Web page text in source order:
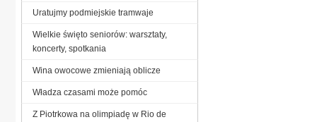
Uratujmy podmiejskie tramwaje
Wielkie święto seniorów: warsztaty,
koncerty, spotkania
Wina owocowe zmieniają oblicze
Władza czasami może pomóc
Z Piotrkowa na olimpiadę w Rio de